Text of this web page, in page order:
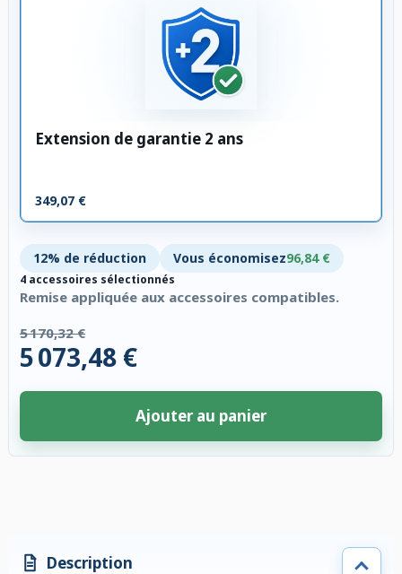
Extension de garantie 2 ans
349,07 €
12% de réduction Vous économisez96,84 €
4 accessoires sélectionnés
Remise appliquée aux accessoires compatibles.
5 170,32 €
5 073,48 €
Ajouter au panier
Description